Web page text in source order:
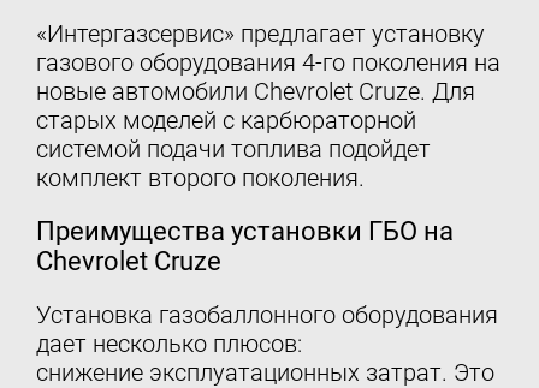
info@intergasservice.ru
Оставить отзыв
Подпишитесь на нашу рассылку:
Email
Подписаться
«Интергазсервис» предлагает установку
газового оборудования 4-го поколения на
новые автомобили Chevrolet Cruze. Для
старых моделей с карбюраторной
системой подачи топлива подойдет
комплект второго поколения.
Преимущества установки ГБО на
Chevrolet Cruze
Установка газобаллонного оборудования
дает несколько плюсов:
снижение эксплуатационных затрат. Это